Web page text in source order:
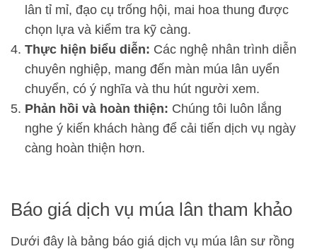
lân tỉ mỉ, đạo cụ trống hội, mai hoa thung được
chọn lựa và kiểm tra kỹ càng.
Thực hiện biểu diễn: Các nghệ nhân trình diễn
chuyên nghiệp, mang đến màn múa lân uyển
chuyển, có ý nghĩa và thu hút người xem.
Phản hồi và hoàn thiện: Chúng tôi luôn lắng
nghe ý kiến khách hàng để cải tiến dịch vụ ngày
càng hoàn thiện hơn.
Báo giá dịch vụ múa lân tham khảo
Dưới đây là bảng báo giá dịch vụ múa lân sư rồng